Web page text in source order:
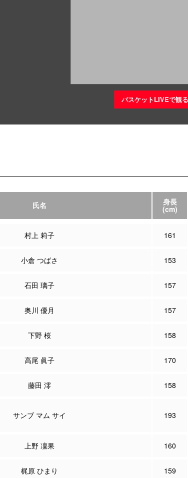
バスケットLIVEで観る
氏名 身長
(cm)
村上 莉子 161
小倉 つばさ 153
石田 璃子 157
奥川 優月 157
下野 桜 158
高尾 眞子 170
藤田 澪 158
サンブ マム サイ 193
上野 凜果 160
梶原 ひまり 159